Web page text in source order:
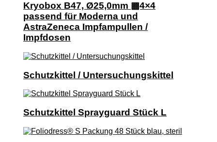
Kryobox B47, Ø25,0mm ▦4×4
passend für Moderna und
AstraZeneca Impfampullen /
Impfdosen
Schutzkittel / Untersuchungskittel
Schutzkittel Sprayguard Stück L